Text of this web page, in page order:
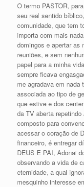
O termo PASTOR,
seu real sentido
comunidade, que tem
importa com mais
domingos e apertar as
reuniões, e sem
papel para a minha
sempre ficava
me agradava em nada
associada ao tipo de
que estive e dos
da TV aberta repetindo
composto para
acessar o coração de
financeiro, é entregar
DEUS E PAI, Adonai
observando a vida de
eternidade, a qual
mesquinho interesse